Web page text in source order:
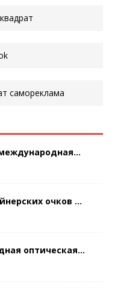
очков ...
оптическая...